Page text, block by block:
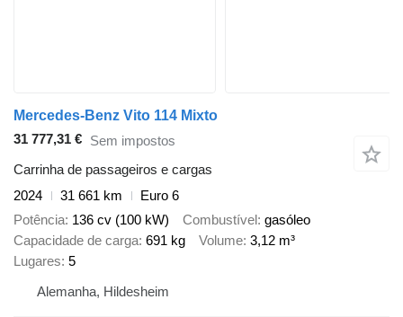
Mercedes-Benz Vito 114 Mixto
31 777,31 € Sem impostos
Carrinha de passageiros e cargas
2024
31 661 km
Euro 6
Potência 136 cv (100 kW) Combustível gasóleo
Capacidade de carga 691 kg Volume 3,12 m³
Lugares 5
Alemanha, Hildesheim